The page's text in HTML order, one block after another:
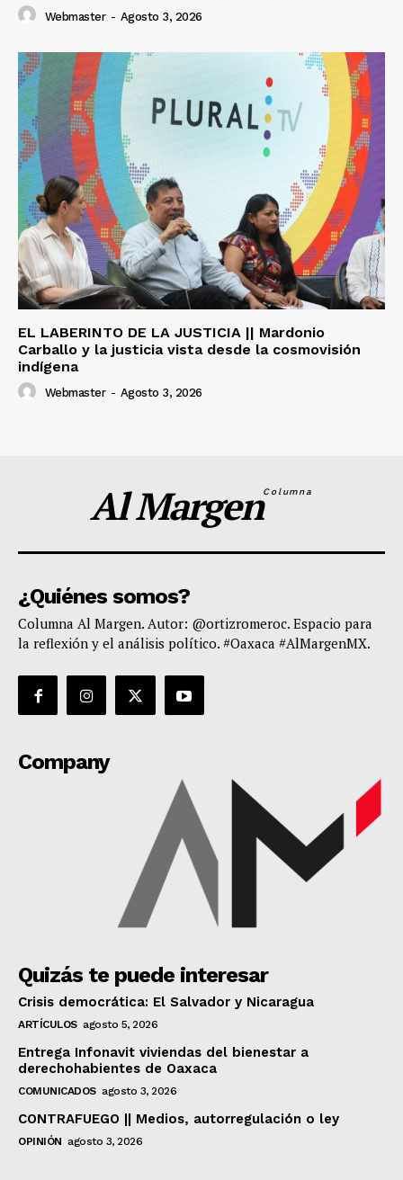
Webmaster - Agosto 3, 2026
EL LABERINTO DE LA JUSTICIA || Mardonio
Carballo y la justicia vista desde la cosmovisión
indígena
Webmaster - Agosto 3, 2026
Al MargenColumna
¿Quiénes somos?
Columna Al Margen. Autor: @ortizromeroc. Espacio para
la reflexión y el análisis político. #Oaxaca #AlMargenMX.
Company
Quizás te puede interesar
Crisis democrática: El Salvador y Nicaragua
ARTÍCULOS agosto 5, 2026
Entrega Infonavit viviendas del bienestar a
derechohabientes de Oaxaca
COMUNICADOS agosto 3, 2026
CONTRAFUEGO || Medios, autorregulación o ley
OPINIÓN agosto 3, 2026